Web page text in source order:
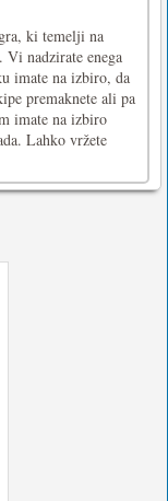
ki temelji na
nadzirate enega
imate na izbiro, da
premaknete ali pa
imate na izbiro
Lahko vržete